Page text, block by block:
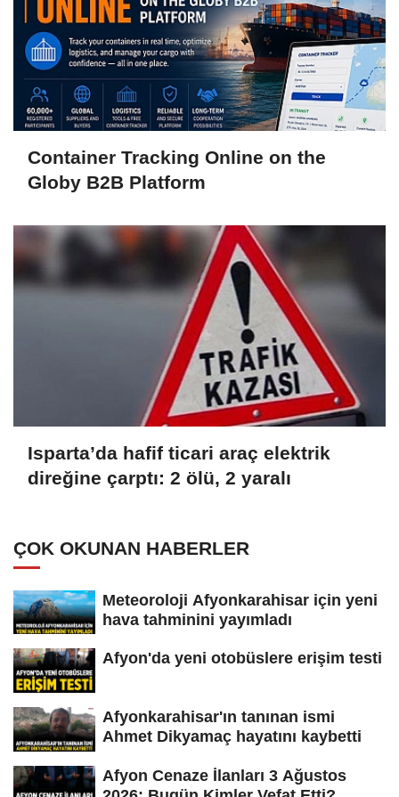
Container Tracking Online on the
Globy B2B Platform
Isparta’da hafif ticari araç elektrik
direğine çarptı: 2 ölü, 2 yaralı
ÇOK OKUNAN HABERLER
Meteoroloji Afyonkarahisar için yeni
hava tahminini yayımladı
Afyon'da yeni otobüslere erişim testi
Afyonkarahisar'ın tanınan ismi
Ahmet Dikyamaç hayatını kaybetti
Afyon Cenaze İlanları 3 Ağustos